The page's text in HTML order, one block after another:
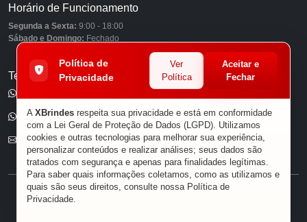
Horário de Funcionamento
Segunda a Sexta: 9:00 - 18:00
Sábado e Domingo: Fechado
Telefones
(11) 96585-7462
E-mail
® XBRINDES
Política de
Privacidade
Ver
Política
Aceitar e
Fechar
A XBrindes respeita sua privacidade e está em conformidade
com a Lei Geral de Proteção de Dados (LGPD). Utilizamos
cookies e outras tecnologias para melhorar sua experiência,
personalizar conteúdos e realizar análises; seus dados são
tratados com segurança e apenas para finalidades legítimas.
Para saber quais informações coletamos, como as utilizamos e
quais são seus direitos, consulte nossa Política de
Privacidade.